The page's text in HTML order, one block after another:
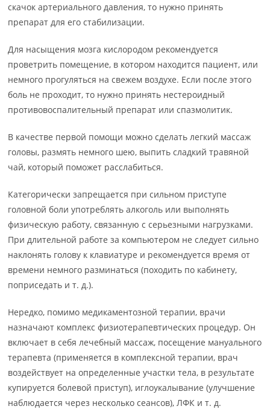
скачок артериального давления, то нужно принять
препарат для его стабилизации.
Для насыщения мозга кислородом рекомендуется
проветрить помещение, в котором находится пациент, или
немного прогуляться на свежем воздухе. Если после этого
боль не проходит, то нужно принять нестероидный
противовоспалительный препарат или спазмолитик.
В качестве первой помощи можно сделать легкий массаж
головы, размять немного шею, выпить сладкий травяной
чай, который поможет расслабиться.
Категорически запрещается при сильном приступе
головной боли употреблять алкоголь или выполнять
физическую работу, связанную с серьезными нагрузками.
При длительной работе за компьютером не следует сильно
наклонять голову к клавиатуре и рекомендуется время от
времени немного разминаться (походить по кабинету,
поприседать и т. д.).
Нередко, помимо медикаментозной терапии, врачи
назначают комплекс физиотерапевтических процедур. Он
включает в себя лечебный массаж, посещение мануального
терапевта (применяется в комплексной терапии, врач
воздействует на определенные участки тела, в результате
купируется болевой приступ), иглоукалывание (улучшение
наблюдается через несколько сеансов), ЛФК и т. д.